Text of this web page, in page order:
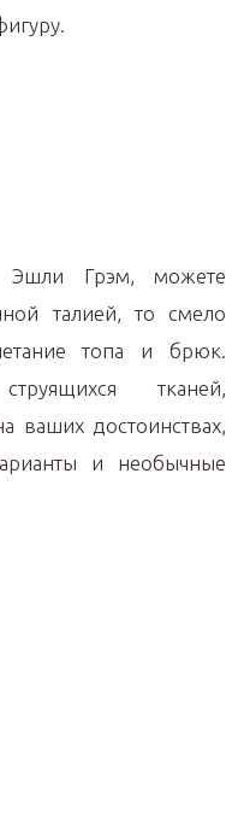
Грэм, можете
талией, то смело
топа и брюк.
тканей,
ваших достоинствах,
и необычные